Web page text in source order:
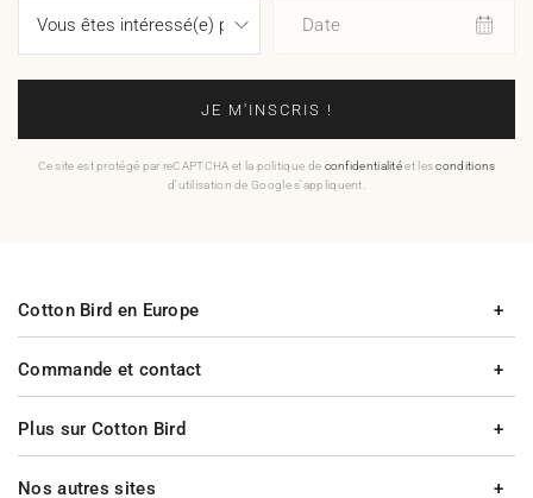
Date
JE M'INSCRIS !
Ce site est protégé par reCAPTCHA et la politique de confidentialitéet lesconditions
d'utilisation de Google s'appliquent.
Commande et contact
Plus sur Cotton Bird
Cotton Bird en Europe
Nos autres sites